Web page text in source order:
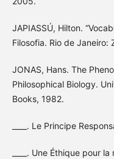
JAPIASSÚ, Hilton.
Filosofia. Rio de
JONAS, Hans. The
Philosophical Biology.
Books, 1982.
____. Le Principe
____. Une Éthique pour